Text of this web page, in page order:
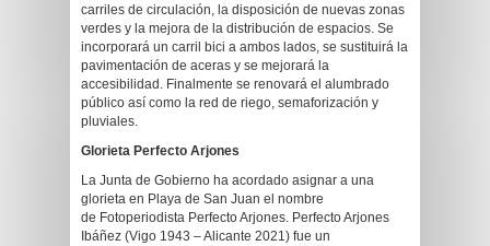
carriles de circulación, la disposición de nuevas zonas
verdes y la mejora de la distribución de espacios. Se
incorporará un carril bici a ambos lados, se sustituirá la
pavimentación de aceras y se mejorará la
accesibilidad. Finalmente se renovará el alumbrado
público así como la red de riego, semaforización y
pluviales.
Glorieta Perfecto Arjones
La Junta de Gobierno ha acordado asignar a una
glorieta en Playa de San Juan el nombre
de Fotoperiodista Perfecto Arjones. Perfecto Arjones
Ibáñez (Vigo 1943 – Alicante 2021) fue un